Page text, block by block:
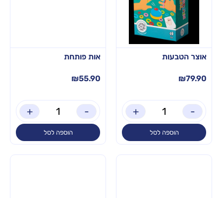
אוצר הטבעות
₪79.90
-
+
הוספה לסל
אות פותחת
₪55.90
-
+
הוספה לסל